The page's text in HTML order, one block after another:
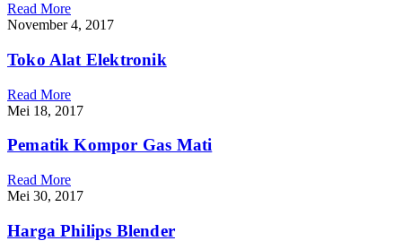
Read More
November 4, 2017
Toko Alat Elektronik
Read More
Mei 18, 2017
Pematik Kompor Gas Mati
Read More
Mei 30, 2017
Harga Philips Blender